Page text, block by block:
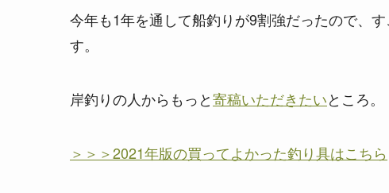
今年も1年を通して船釣りが9割強だったので、
す。
岸釣りの人からもっと寄稿いただきたいところ。
＞＞＞2021年版の買ってよかった釣り具はこちら